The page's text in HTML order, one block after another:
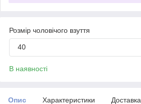
Розмір чоловічого взуття
40
В наявності
Опис Характеристики Доставка